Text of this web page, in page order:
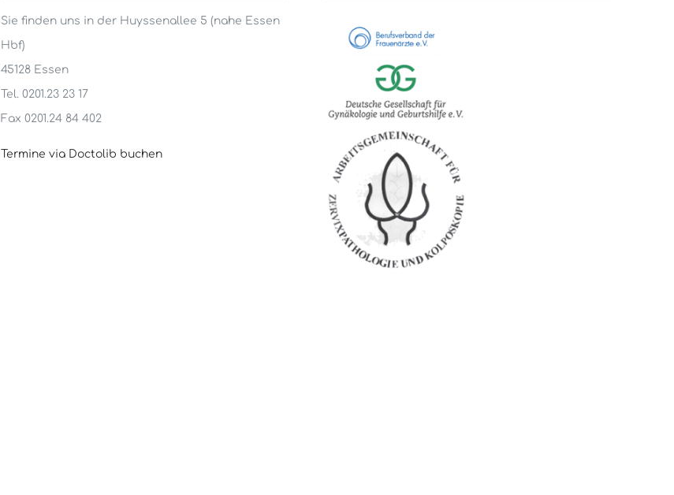
Sie finden uns in der Huyssenallee 5 (nahe Essen
Hbf)
45128 Essen
Tel. 0201.23 23 17
Fax 0201.24 84 402
Termine via Doctolib buchen